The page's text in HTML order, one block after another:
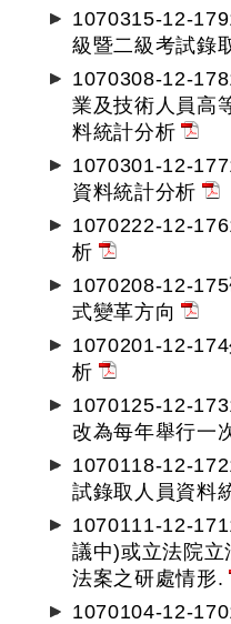
1070315-12-
級暨二級考試錄
1070308-12-
業及技術人員高
料統計分析
1070301-12-
資料統計分析
1070222-12-
析
1070208-12-
式變革方向
1070201-12-
析
1070125-12-
改為每年舉行一
1070118-12-
試錄取人員資料
1070111-12-
議中)或立法院立
法案之研處情形.
1070104-12-